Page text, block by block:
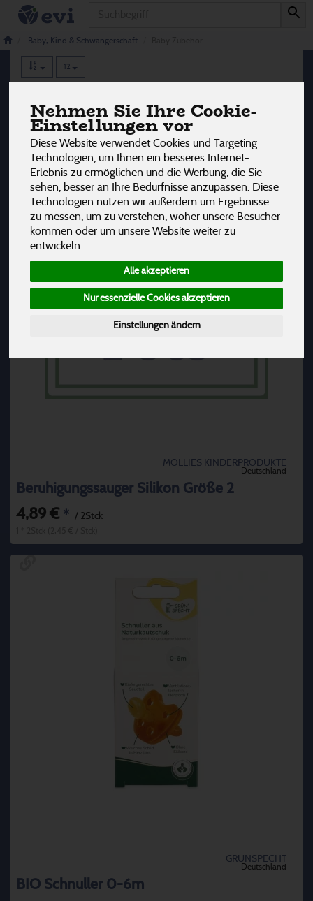
Nehmen Sie Ihre Cookie-
Einstellungen vor
Diese Website verwendet Cookies und Targeting
Technologien, um Ihnen ein besseres Internet-
Erlebnis zu ermöglichen und die Werbung, die Sie
sehen, besser an Ihre Bedürfnisse anzupassen. Diese
Technologien nutzen wir außerdem um Ergebnisse
zu messen, um zu verstehen, woher unsere Besucher
kommen oder um unsere Website weiter zu
entwickeln.
Alle akzeptieren
Nur essenzielle Cookies akzeptieren
Einstellungen ändern
Baby, Kind & Schwangerschaft
Baby Zubehör
12
MOLLIES KINDERPRODUKTE
Deutschland
Beruhigungssauger Silikon Größe 2
4,89 € * / 2Stck
GRÜNSPECHT
Deutschland
BIO Schnuller 0-6m